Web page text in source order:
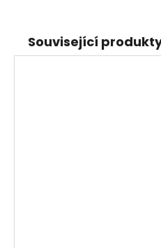
Související